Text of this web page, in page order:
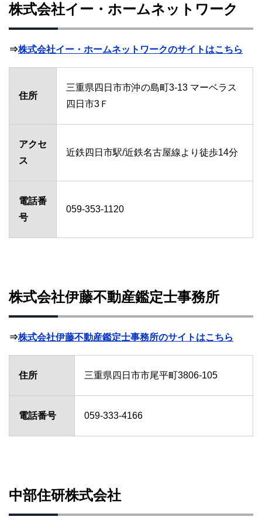
株式会社イー・ホームネットワーク
⇒株式会社イー・ホームネットワークのサイトはこちら
住所
三重県四日市市沖の島町3-13 マーベラス
四日市3Ｆ
アクセ
ス
近鉄四日市駅/近鉄名古屋線より徒歩14分
電話番
号
059-353-1120
株式会社伊藤不動産鑑定士事務所
⇒株式会社伊藤不動産鑑定士事務所のサイトはこちら
住所 三重県四日市市尾平町3806-105
電話番号 059-333-4166
中部住研株式会社